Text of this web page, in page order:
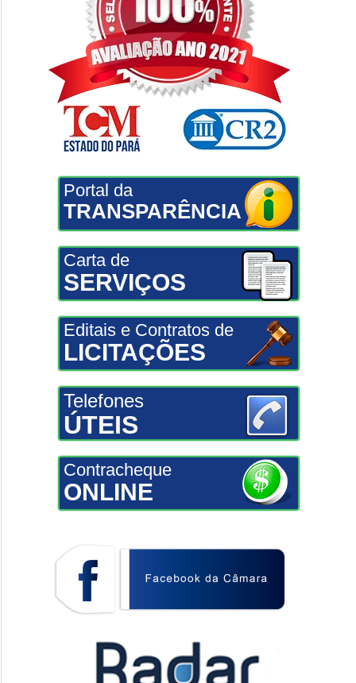
Portal da
TRANSPARÊNCIA
Carta de
SERVIÇOS
Editais e Contratos de
LICITAÇÕES
Telefones
ÚTEIS
Contracheque
ONLINE